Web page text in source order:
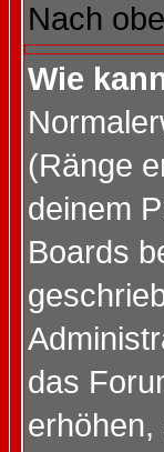
Nach
Wie
(Ränge
deinem
Boards
das
erhöhen,